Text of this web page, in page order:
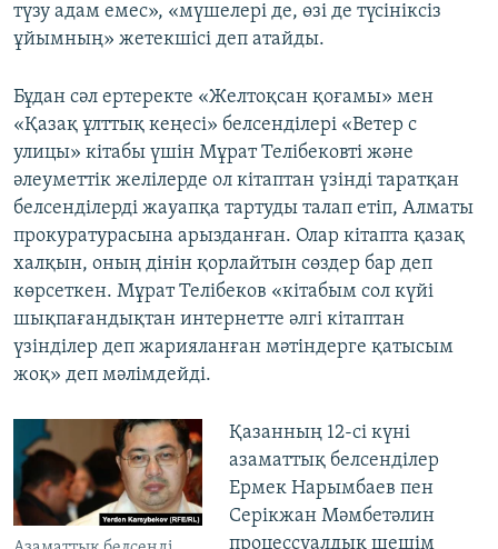
түзу адам емес», «мүшелері де, өзі де түсініксіз
ұйымның» жетекшісі деп атайды.
Бұдан сәл ертеректе «Желтоқсан қоғамы» мен
«Қазақ ұлттық кеңесі» белсенділері «Ветер с
улицы» кітабы үшін Мұрат Телібековті және
әлеуметтік желілерде ол кітаптан үзінді таратқан
белсенділерді жауапқа тартуды талап етіп, Алматы
прокуратурасына арызданған. Олар кітапта қазақ
халқын, оның дінін қорлайтын сөздер бар деп
көрсеткен. Мұрат Телібеков «кітабым сол күйі
шықпағандықтан интернетте әлгі кітаптан
үзінділер деп жарияланған мәтіндерге қатысым
жоқ» деп мәлімдейді.
Қазанның 12-сі күні
азаматтық белсенділер
Ермек Нарымбаев пен
Серікжан Мәмбетәлин
процессуалдық шешім